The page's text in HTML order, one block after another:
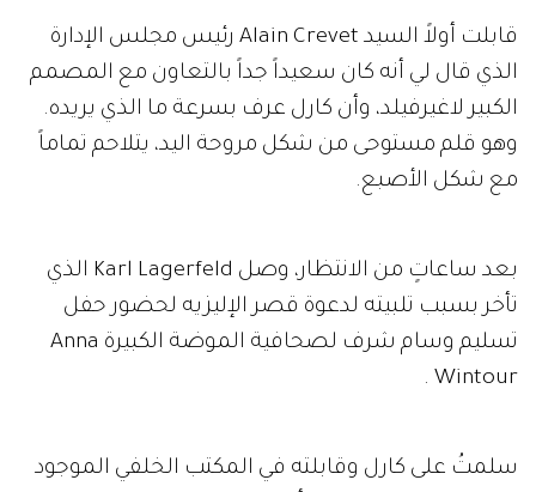
قابلت أولاً السيد Alain Crevet رئيس مجلس الإدارة
الذي قال لي أنه كان سعيداً جداً بالتعاون مع المصمم
الكبير لاغيرفيلد، وأن كارل عرف بسرعة ما الذي يريده.
وهو قلم مستوحى من شكل مروحة اليد، يتلاحم تماماً
مع شكل الأصبع.
بعد ساعاتٍ من الانتظار، وصل Karl Lagerfeld الذي
تأخر بسبب تلبيته لدعوة قصر الإليزيه لحضور حفل
تسليم وسام شرف لصحافية الموضة الكبيرة Anna
Wintour .
سلمتُ على كارل وقابلته في المكتب الخلفي الموجود